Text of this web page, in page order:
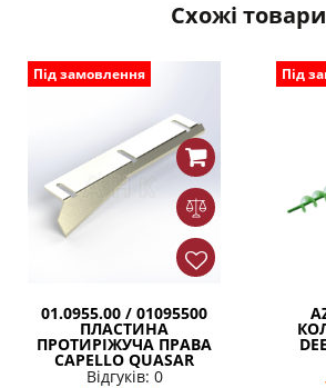
Схожі товари
Під замовлення
01.0955.00 / 01095500
ПЛАСТИНА
ПРОТИРІЖУЧА ПРАВА
CAPELLO QUASAR
Відгуків: 0
Під